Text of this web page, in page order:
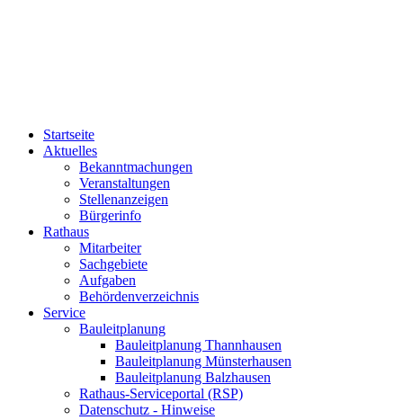
Startseite
Aktuelles
Bekanntmachungen
Veranstaltungen
Stellenanzeigen
Bürgerinfo
Rathaus
Mitarbeiter
Sachgebiete
Aufgaben
Behördenverzeichnis
Service
Bauleitplanung
Bauleitplanung Thannhausen
Bauleitplanung Münsterhausen
Bauleitplanung Balzhausen
Rathaus-Serviceportal (RSP)
Datenschutz - Hinweise